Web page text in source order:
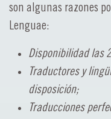
son algunas razones
Lenguae:
Disponibilidad las
Traductores y
disposición;
Traducciones